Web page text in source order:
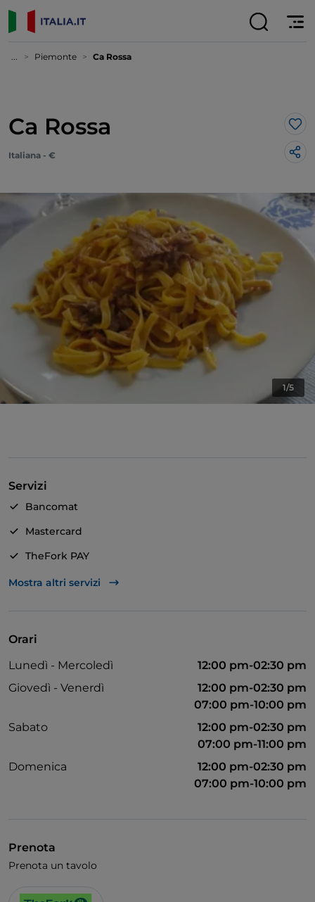
... Piemonte Ca Rossa
Ca Rossa
Italiana - €
1/5
Servizi
Bancomat
Mastercard
TheFork PAY
Unionpay via TheFork PAY
Mostra altri servizi
Orari
Lunedì - Mercoledì
12:00 pm-02:30 pm
Giovedì - Venerdì
12:00 pm-02:30 pm
07:00 pm-10:00 pm
Sabato
12:00 pm-02:30 pm
07:00 pm-11:00 pm
Domenica
12:00 pm-02:30 pm
07:00 pm-10:00 pm
Prenota
Prenota un tavolo